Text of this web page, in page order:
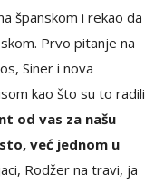
španskom i rekao da
Prvo pitanje na
Siner i nova
kao što su to radili
od vas za našu
već jednom u
Rodžer na travi, ja